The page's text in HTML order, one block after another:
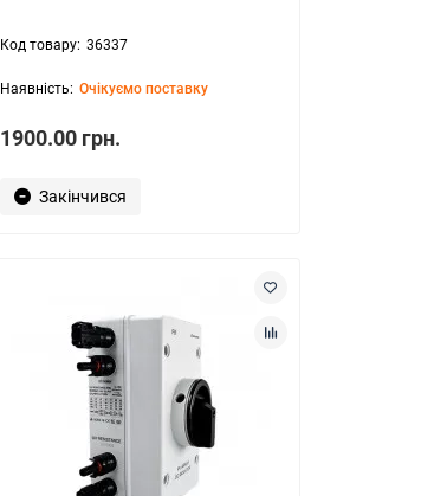
36337
Очікуємо поставку
1900.00 грн.
Закінчився